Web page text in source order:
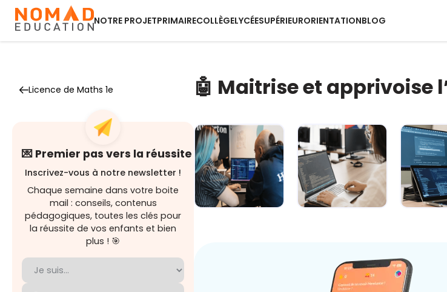
NOTRE PROJETPRIMAIRECOLLÈGELYCÉESUPÉRIEURORIENTATIONBLOG
Licence de Maths 1e
💌 Premier pas vers la réussite
Inscrivez-vous à notre newsletter !
Chaque semaine dans votre boite
mail : conseils, contenus
pédagogiques, toutes les clés pour
la réussite de vos enfants et bien
plus ! 🎯
🤖 Maitrise et apprivoise